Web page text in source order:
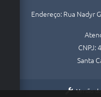
Endereço: Rua Nadyr
CNPJ:
Santa
Versão